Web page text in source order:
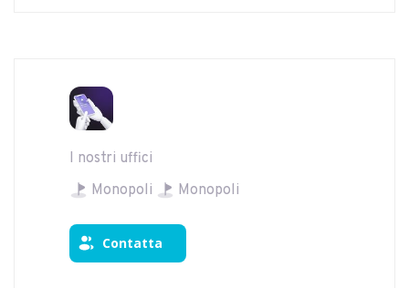
I nostri uffici
Monopoli
Monopoli
Contatta